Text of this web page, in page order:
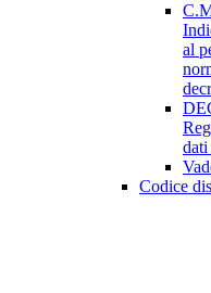
al
Codice